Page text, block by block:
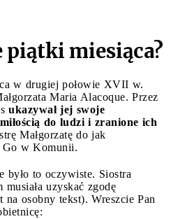
piątki miesiąca?
w drugiej połowie XVII w.
Maria Alacoque. Przez
ukazywał jej swoje
do ludzi i zranione ich
Małgorzatę do jak
Go w Komunii.
było to oczywiste. Siostra
musiała uzyskać zgodę
osobny tekst). Wreszcie Pan